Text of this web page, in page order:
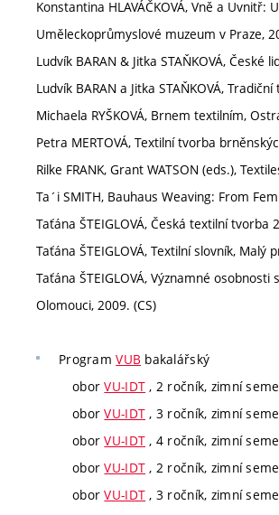
Konstantina HLAVÁČKOVÁ, Vně a
Uměleckoprůmyslové muzeum v Praze,
Ludvík BARAN & Jitka STAŇKOVÁ,
Ludvík BARAN a Jitka STAŇKOVÁ,
Michaela RYŠKOVÁ, Brnem textilním,
Petra MERTOVÁ, Textilní tvorba
Rilke FRANK, Grant WATSON (eds.),
Ta´i SMITH, Bauhaus Weaving: From
Taťána ŠTEIGLOVÁ, Česká textilní
Taťána ŠTEIGLOVÁ, Textilní slovník,
Taťána ŠTEIGLOVÁ, Významné
Olomouci, 2009. (CS)
ProgramVUB bakalářský
oborVU-IDT , 2 ročník, zimní
oborVU-IDT , 3 ročník, zimní
oborVU-IDT , 4 ročník, zimní
oborVU-IDT , 2 ročník, zimní
oborVU-IDT , 3 ročník, zimní